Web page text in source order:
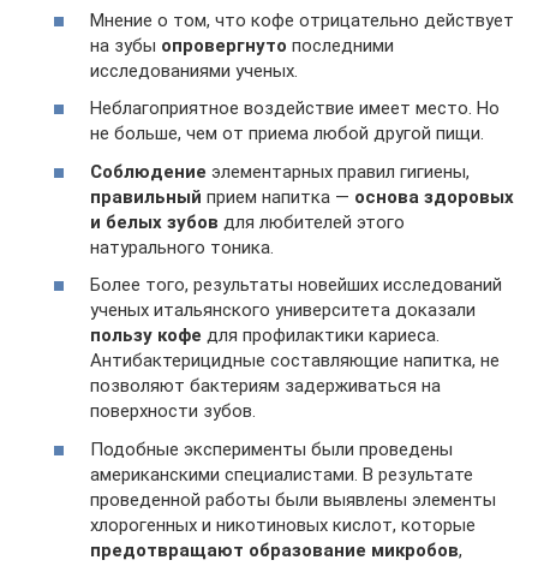
Мнение о том, что кофе отрицательно действует
на зубы опровергнуто последними
исследованиями ученых.
Неблагоприятное воздействие имеет место. Но
не больше, чем от приема любой другой пищи.
Соблюдение элементарных правил гигиены,
правильный прием напитка — основа здоровых
и белых зубов для любителей этого
натурального тоника.
Более того, результаты новейших исследований
ученых итальянского университета доказали
пользу кофе для профилактики кариеса.
Антибактерицидные составляющие напитка, не
позволяют бактериям задерживаться на
поверхности зубов.
Подобные эксперименты были проведены
американскими специалистами. В результате
проведенной работы были выявлены элементы
хлорогенных и никотиновых кислот, которые
предотвращают образование микробов,